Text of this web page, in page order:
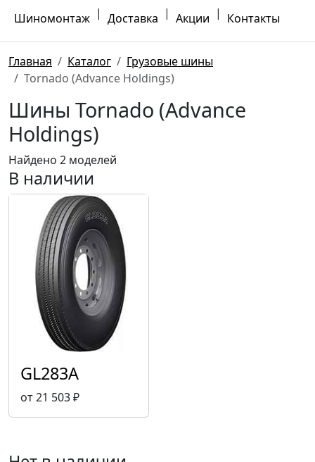
Шиномонтаж | Доставка | Акции | Контакты
Главная Каталог
Грузовые шины
Tornado (Advance Holdings)
Шины Tornado (Advance
Holdings)
Найдено 2 моделей
В наличии
GL283A
от 21 503 ₽